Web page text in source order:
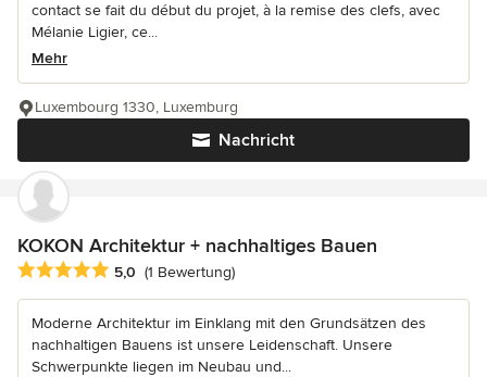
contact se fait du début du projet, à la remise des clefs, avec
Mélanie Ligier, ce...
Mehr
Nachricht
Luxembourg 1330, Luxemburg
KOKON Architektur + nachhaltiges Bauen
Durchschnittliche Bewertung: 5 von 5 Sternen
5,0 (1 Bewertung)
Moderne Architektur im Einklang mit den Grundsätzen des
nachhaltigen Bauens ist unsere Leidenschaft. Unsere
Schwerpunkte liegen im Neubau und...